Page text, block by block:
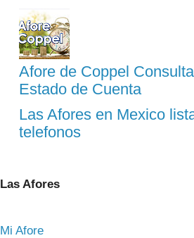
Afore de Coppel
Estado de Cuenta
Las Afores en Mexico
telefonos
Las Afores
Mi Afore